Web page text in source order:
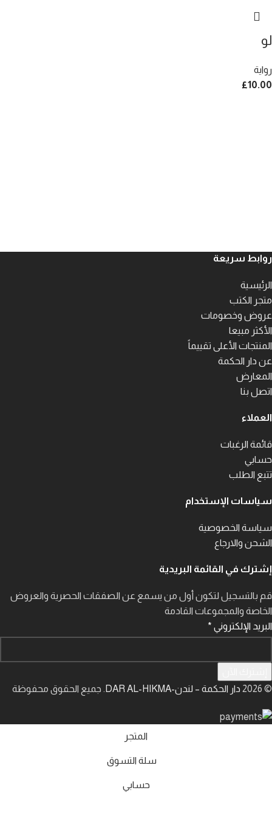
لو
رواية
£10.00
روابط سريعة
الرئيسية
متجر الكتب
عروض وخصومات
الأكثر مبيعا
المنتجات الأعلى تقييماً
عن دار الحكمة
المعارض
اتصل بنا
العملاء
قائمة الرغبات
حسابي
تتبع الطلب
سياسات الإستخدام
سياسة الخصوصية
الشحن والارجاع
إشترك في القائمة البريدية
قم بالتسجيل لتكون أول من يسمع عن الصفقات الحصرية والعروض
الخاصة والمجموعات القادمة
البريد الإلكتروني *
© 2026
دار الحكمة – لندن-DAR AL-HIKMA . جميع الحقوق محفوظة
المتجر
سلة التسوق
حسابي